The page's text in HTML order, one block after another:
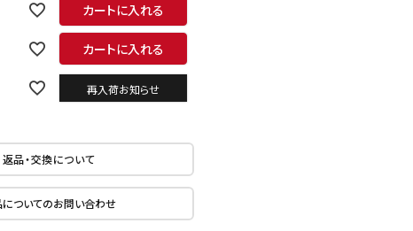
カートに入れる
カートに入れる
再入荷お知らせ
返品・交換について
ついてのお問い合わせ